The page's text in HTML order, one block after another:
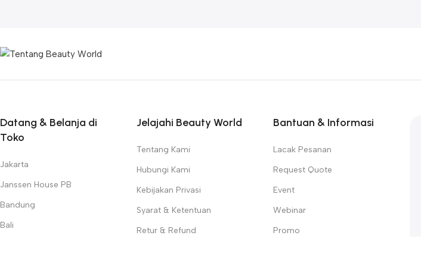
Datang & Belanja di
Toko
Jakarta
Janssen House PB
Bandung
Bali
Jelajahi Beauty World
Tentang Kami
Hubungi Kami
Kebijakan Privasi
Syarat & Ketentuan
Retur & Refund
Bantuan & Informasi
Lacak Pesanan
Request Quote
Event
Webinar
Promo